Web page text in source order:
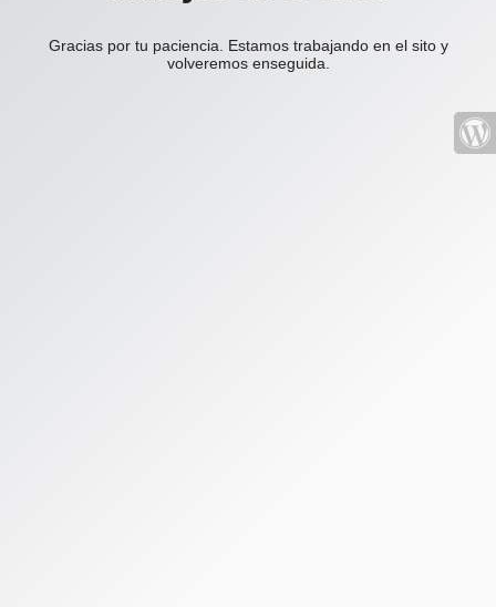
Gracias por tu paciencia. Estamos trabajando en el sito y
volveremos enseguida.